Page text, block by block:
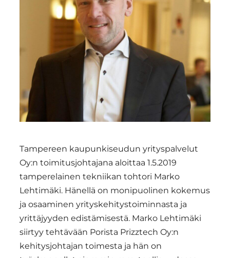
Tampereen kaupunkiseudun yrityspalvelut
Oy:n toimitusjohtajana aloittaa 1.5.2019
tamperelainen tekniikan tohtori Marko
Lehtimäki. Hänellä on monipuolinen kokemus
ja osaaminen yrityskehitystoiminnasta ja
yrittäjyyden edistämisestä. Marko Lehtimäki
siirtyy tehtävään Porista Prizztech Oy:n
kehitysjohtajan toimesta ja hän on